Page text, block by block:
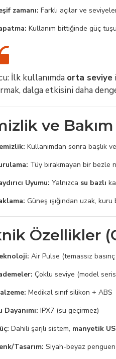
zamanı: Farklı açılar ve
Kullanım bittiğinde güç
İlk kullanımda orta seviye
dalga etkisini daha
ve Bakım
Kullanımdan sonra başlık
Tüy bırakmayan bir bezle
Uyumu: Yalnızca su bazlı
Güneş ışığından uzak,
Özellikler
Air Pulse (temassız
Çoklu seviye (model
Medikal sınıf silikon + ABS
Dayanımı: IPX7 (su geçirmez)
Dahili şarjlı sistem, manyetik
Tasarım: Siyah-beyaz